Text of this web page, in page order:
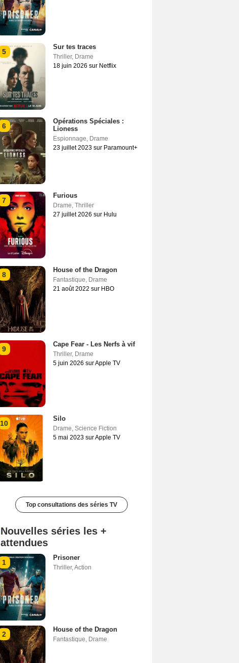
5
Sur tes traces
Thriller, Drame
18 juin 2026 sur Netflix
6
Opérations Spéciales :
Lioness
Espionnage, Drame
23 juillet 2023 sur Paramount+
7
Furious
Drame, Thriller
27 juillet 2026 sur Hulu
8
House of the Dragon
Fantastique, Drame
21 août 2022 sur HBO
9
Cape Fear - Les Nerfs à vif
Thriller, Drame
5 juin 2026 sur Apple TV
10
Silo
Drame, Science Fiction
5 mai 2023 sur Apple TV
Top consultations des séries TV
Nouvelles séries les +
attendues
1
Prisoner
Thriller,Action
2
House of the Dragon
Fantastique, Drame